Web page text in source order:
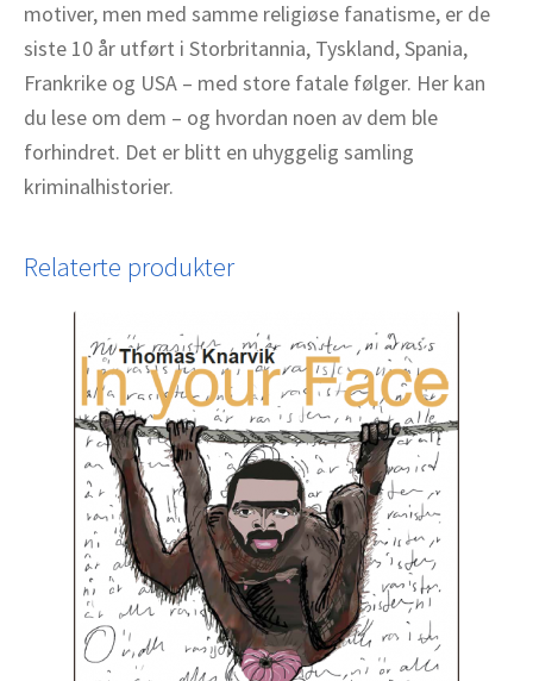
motiver, men med samme religiøse fanatisme, er de
siste 10 år utført i Storbritannia, Tyskland, Spania,
Frankrike og USA – med store fatale følger. Her kan
du lese om dem – og hvordan noen av dem ble
forhindret. Det er blitt en uhyggelig samling
kriminalhistorier.
Relaterte produkter